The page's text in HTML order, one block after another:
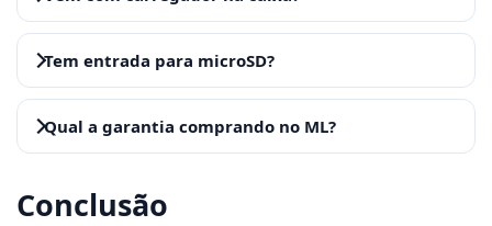
Tem entrada para microSD?
Qual a garantia comprando no ML?
Conclusão